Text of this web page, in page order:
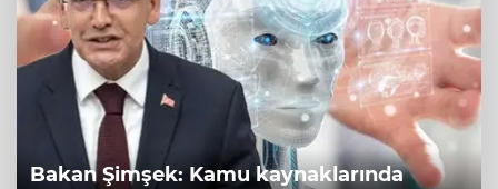
Bakan Şimşek: Kamu kaynaklarında